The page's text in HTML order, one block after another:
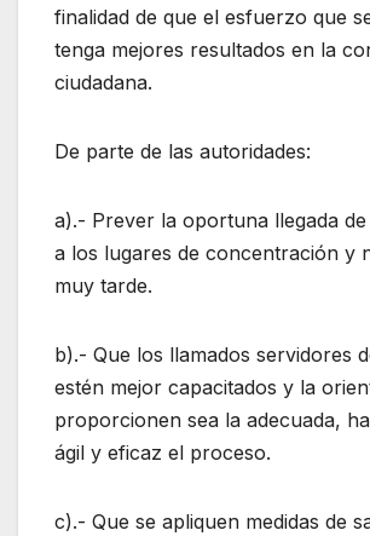
finalidad de que el esfuerzo que
tenga mejores resultados en la
ciudadana.
De parte de las autoridades:
a).- Prever la oportuna llegada
a los lugares de concentración y
muy tarde.
b).- Que los llamados servidores
estén mejor capacitados y la
proporcionen sea la adecuada,
ágil y eficaz el proceso.
c).- Que se apliquen medidas de